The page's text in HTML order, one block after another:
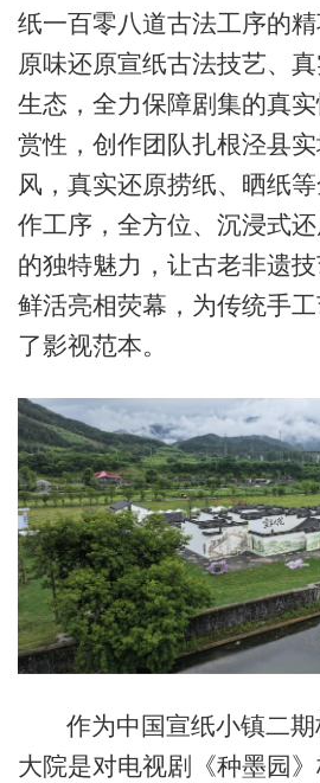
纸一百零八道古法工序的
原味还原宣纸古法技艺、
生态，全力保障剧集的真
赏性，创作团队扎根泾县
风，真实还原捞纸、晒纸
作工序，全方位、沉浸式
的独特魅力，让古老非遗
鲜活亮相荧幕，为传统手
了影视范本。
作为中国宣纸小镇二
大院是对电视剧《种墨园